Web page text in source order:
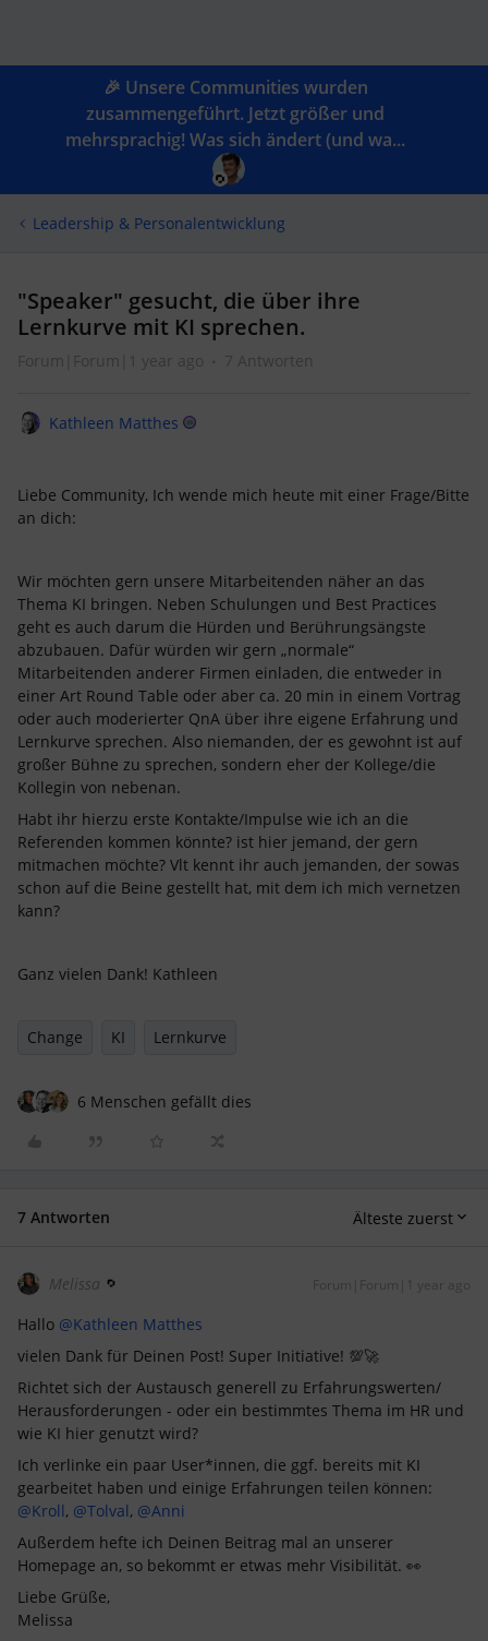
🎉 Unsere Communities wurden
zusammengeführt. Jetzt größer und
mehrsprachig! Was sich ändert (und wa...
Leadership & Personalentwicklung
"Speaker" gesucht, die über ihre
Lernkurve mit KI sprechen.
Forum|Forum|1 year ago 7 Antworten
Kathleen Matthes
Liebe Community, Ich wende mich heute mit einer Frage/Bitte
an dich:
Wir möchten gern unsere Mitarbeitenden näher an das
Thema KI bringen. Neben Schulungen und Best Practices
geht es auch darum die Hürden und Berührungsängste
abzubauen. Dafür würden wir gern „normale“
Mitarbeitenden anderer Firmen einladen, die entweder in
einer Art Round Table oder aber ca. 20 min in einem Vortrag
oder auch moderierter QnA über ihre eigene Erfahrung und
Lernkurve sprechen. Also niemanden, der es gewohnt ist auf
großer Bühne zu sprechen, sondern eher der Kollege/die
Kollegin von nebenan.
Habt ihr hierzu erste Kontakte/Impulse wie ich an die
Referenden kommen könnte? ist hier jemand, der gern
mitmachen möchte? Vlt kennt ihr auch jemanden, der sowas
schon auf die Beine gestellt hat, mit dem ich mich vernetzen
kann?
Ganz vielen Dank! Kathleen
Change KI Lernkurve
6 Menschen gefällt dies
7 Antworten Älteste zuerst
Melissa Forum|Forum|1 year ago
Hallo ​ @Kathleen Matthes
vielen Dank für Deinen Post! Super Initiative! 💯🚀
Richtet sich der Austausch generell zu Erfahrungswerten/
Herausforderungen - oder ein bestimmtes Thema im HR und
wie KI hier genutzt wird?
Ich verlinke ein paar User*innen, die ggf. bereits mit KI
gearbeitet haben und einige Erfahrungen teilen können: ​
@Kroll, ​ @Tolval, ​ @Anni
Außerdem hefte ich Deinen Beitrag mal an unserer
Homepage an, so bekommt er etwas mehr Visibilität. 👀
Liebe Grüße,
Melissa